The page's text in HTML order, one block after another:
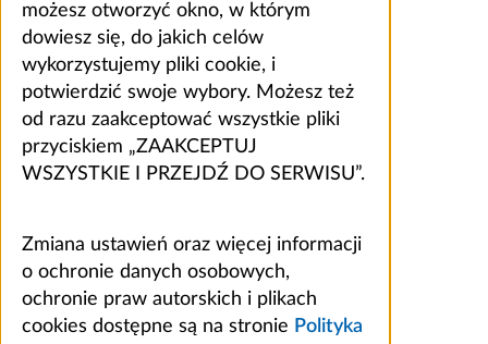
możesz otworzyć okno, w którym
dowiesz się, do jakich celów
wykorzystujemy pliki cookie, i
potwierdzić swoje wybory. Możesz też
od razu zaakceptować wszystkie pliki
przyciskiem „ZAAKCEPTUJ
WSZYSTKIE I PRZEJDŹ DO SERWISU”.
Zmiana ustawień oraz więcej informacji
o ochronie danych osobowych,
ochronie praw autorskich i plikach
cookies dostępne są na stronie Polityka